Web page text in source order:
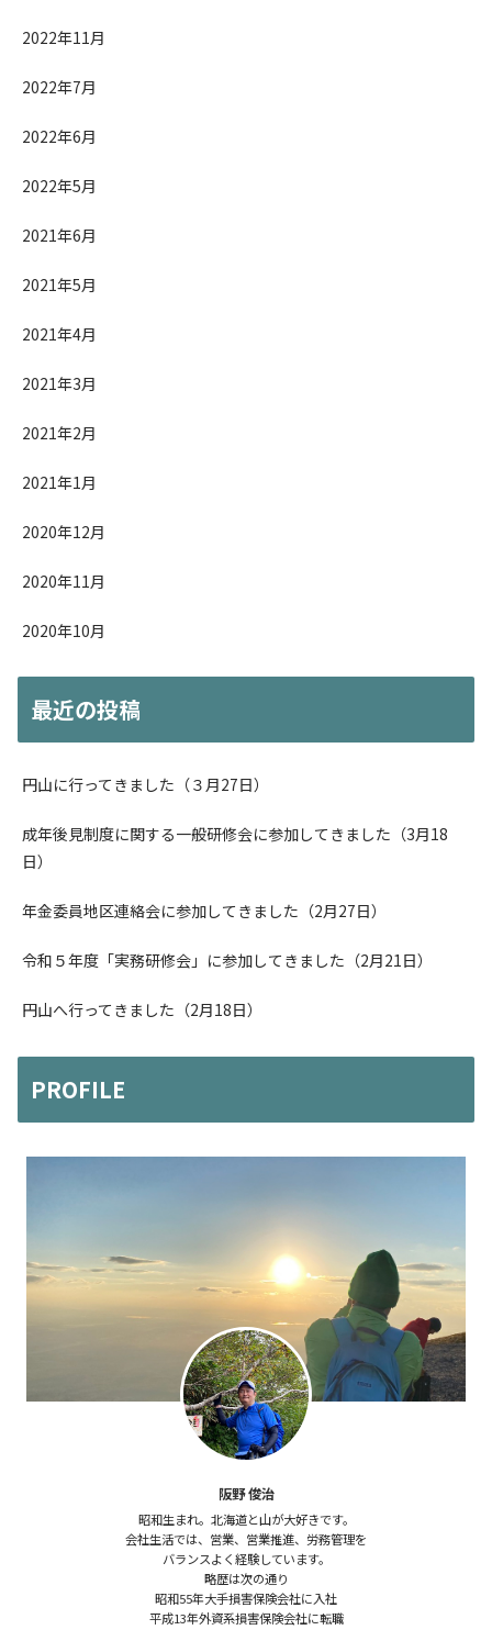
2022年11月
2022年7月
2022年6月
2022年5月
2021年6月
2021年5月
2021年4月
2021年3月
2021年2月
2021年1月
2020年12月
2020年11月
2020年10月
最近の投稿
円山に行ってきました（３月27日）
成年後見制度に関する一般研修会に参加してきました（3月18
日）
年金委員地区連絡会に参加してきました（2月27日）
令和５年度「実務研修会」に参加してきました（2月21日）
円山へ行ってきました（2月18日）
PROFILE
阪野 俊治
昭和生まれ。北海道と山が大好きです。
会社生活では、営業、営業推進、労務管理を
バランスよく経験しています。
略歴は次の通り
昭和55年大手損害保険会社に入社
平成13年外資系損害保険会社に転職